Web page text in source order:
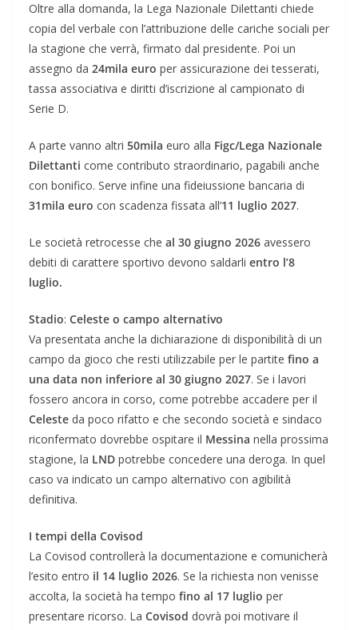
Oltre alla domanda, la Lega Nazionale Dilettanti chiede
copia del verbale con l’attribuzione delle cariche sociali per
la stagione che verrà, firmato dal presidente. Poi un
assegno da 24mila euro per assicurazione dei tesserati,
tassa associativa e diritti d’iscrizione al campionato di
Serie D.
A parte vanno altri 50mila euro alla Figc/Lega Nazionale
Dilettanti come contributo straordinario, pagabili anche
con bonifico. Serve infine una fideiussione bancaria di
31mila euro con scadenza fissata all’11 luglio 2027.
Le società retrocesse che al 30 giugno 2026 avessero
debiti di carattere sportivo devono saldarli entro l’8
luglio.
Stadio: Celeste o campo alternativo
Va presentata anche la dichiarazione di disponibilità di un
campo da gioco che resti utilizzabile per le partite fino a
una data non inferiore al 30 giugno 2027. Se i lavori
fossero ancora in corso, come potrebbe accadere per il
Celeste da poco rifatto e che secondo società e sindaco
riconfermato dovrebbe ospitare il Messina nella prossima
stagione, la LND potrebbe concedere una deroga. In quel
caso va indicato un campo alternativo con agibilità
definitiva.
I tempi della Covisod
La Covisod controllerà la documentazione e comunicherà
l’esito entro il 14 luglio 2026. Se la richiesta non venisse
accolta, la società ha tempo fino al 17 luglio per
presentare ricorso. La Covisod dovrà poi motivare il